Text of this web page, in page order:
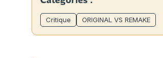
Critique ORIGINAL VS REMAKE